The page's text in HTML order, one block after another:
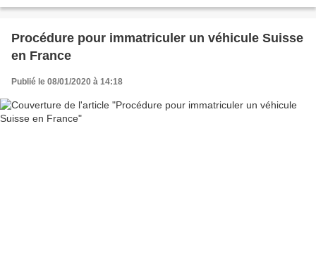
Procédure pour immatriculer un véhicule Suisse
en France
Publié le 08/01/2020 à 14:18